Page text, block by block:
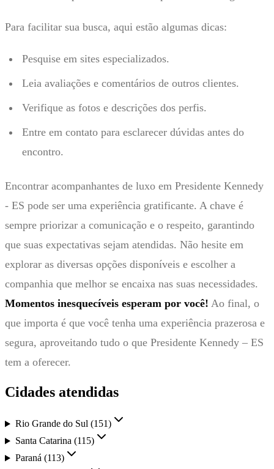
Para facilitar sua busca, aqui estão algumas dicas:
Pesquise em sites especializados.
Leia avaliações e comentários de outros clientes.
Verifique as fotos e descrições dos perfis.
Entre em contato para esclarecer dúvidas antes do
encontro.
Encontrar acompanhantes de luxo em Presidente Kennedy
- ES pode ser uma experiência gratificante. A chave é
sempre priorizar a comunicação e o respeito, garantindo
que suas expectativas sejam atendidas. Não hesite em
explorar as diversas opções disponíveis e escolher a
companhia que melhor se encaixa nas suas necessidades.
Momentos inesquecíveis esperam por você! Ao final, o
que importa é que você tenha uma experiência prazerosa e
segura, aproveitando tudo o que Presidente Kennedy – ES
tem a oferecer.
Cidades atendidas
Rio Grande do Sul (151)
Santa Catarina (115)
Paraná (113)